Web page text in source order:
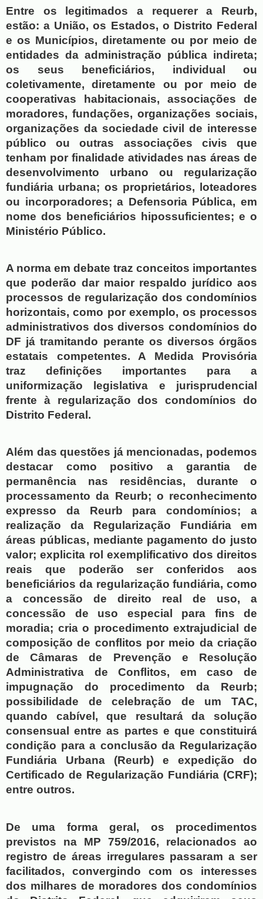
Entre os legitimados a requerer a Reurb,
estão: a União, os Estados, o Distrito Federal
e os Municípios, diretamente ou por meio de
entidades da administração pública indireta;
os seus beneficiários, individual ou
coletivamente, diretamente ou por meio de
cooperativas habitacionais, associações de
moradores, fundações, organizações sociais,
organizações da sociedade civil de interesse
público ou outras associações civis que
tenham por finalidade atividades nas áreas de
desenvolvimento urbano ou regularização
fundiária urbana; os proprietários, loteadores
ou incorporadores; a Defensoria Pública, em
nome dos beneficiários hipossuficientes; e o
Ministério Público.
A norma em debate traz conceitos importantes
que poderão dar maior respaldo jurídico aos
processos de regularização dos condomínios
horizontais, como por exemplo, os processos
administrativos dos diversos condomínios do
DF já tramitando perante os diversos órgãos
estatais competentes. A Medida Provisória
traz definições importantes para a
uniformização legislativa e jurisprudencial
frente à regularização dos condomínios do
Distrito Federal.
Além das questões já mencionadas, podemos
destacar como positivo a garantia de
permanência nas residências, durante o
processamento da Reurb; o reconhecimento
expresso da Reurb para condomínios; a
realização da Regularização Fundiária em
áreas públicas, mediante pagamento do justo
valor; explicita rol exemplificativo dos direitos
reais que poderão ser conferidos aos
beneficiários da regularização fundiária, como
a concessão de direito real de uso, a
concessão de uso especial para fins de
moradia; cria o procedimento extrajudicial de
composição de conflitos por meio da criação
de Câmaras de Prevenção e Resolução
Administrativa de Conflitos, em caso de
impugnação do procedimento da Reurb;
possibilidade de celebração de um TAC,
quando cabível, que resultará da solução
consensual entre as partes e que constituirá
condição para a conclusão da Regularização
Fundiária Urbana (Reurb) e expedição do
Certificado de Regularização Fundiária (CRF);
entre outros.
De uma forma geral, os procedimentos
previstos na MP 759/2016, relacionados ao
registro de áreas irregulares passaram a ser
facilitados, convergindo com os interesses
dos milhares de moradores dos condomínios